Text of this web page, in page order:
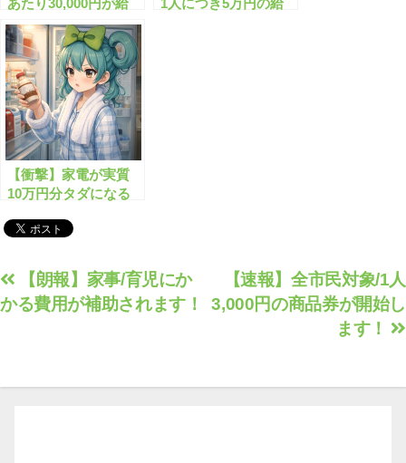
付！子育て世帯向け
の“生活支援金”と
は？
【衝撃】家電が実質
10万円分タダになる
投
稿
ゲ
【速報】全市民対象/1人
3,000円の商品券が開始し
ます！
【朗報】家事/育児にか
かる費用が補助されます！